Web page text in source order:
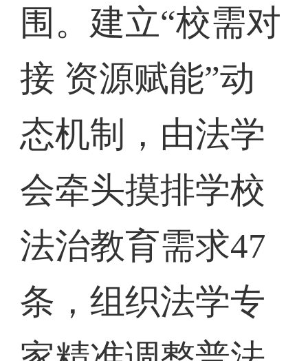
围。建立“校需对
接 资源赋能”动
态机制，由法学
会牵头摸排学校
法治教育需求47
条，组织法学专